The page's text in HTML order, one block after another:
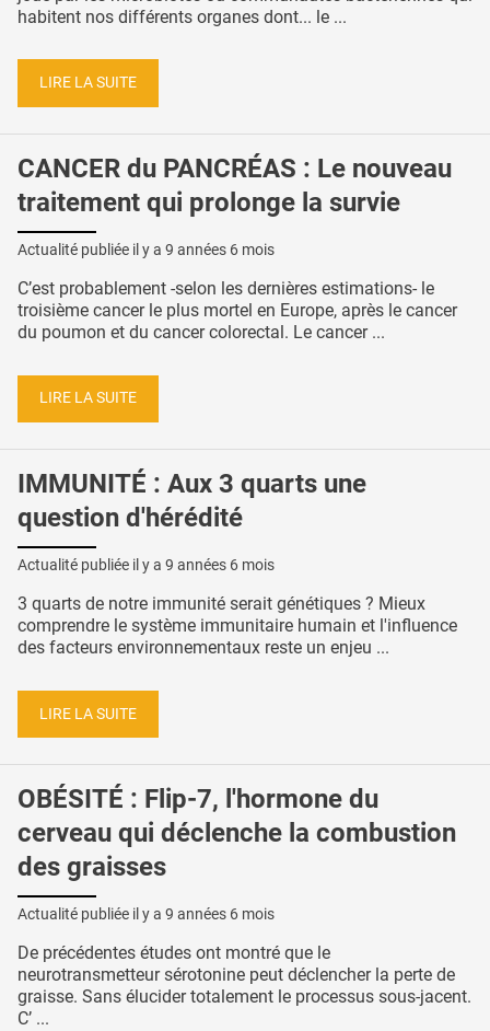
habitent nos différents organes dont... le ...
LIRE LA SUITE
CANCER du PANCRÉAS : Le nouveau
traitement qui prolonge la survie
Actualité publiée il y a 9 années 6 mois
C’est probablement -selon les dernières estimations- le
troisième cancer le plus mortel en Europe, après le cancer
du poumon et du cancer colorectal. Le cancer ...
LIRE LA SUITE
IMMUNITÉ : Aux 3 quarts une
question d'hérédité
Actualité publiée il y a 9 années 6 mois
3 quarts de notre immunité serait génétiques ? Mieux
comprendre le système immunitaire humain et l'influence
des facteurs environnementaux reste un enjeu ...
LIRE LA SUITE
OBÉSITÉ : Flip-7, l'hormone du
cerveau qui déclenche la combustion
des graisses
Actualité publiée il y a 9 années 6 mois
De précédentes études ont montré que le
neurotransmetteur sérotonine peut déclencher la perte de
graisse. Sans élucider totalement le processus sous-jacent.
C’ ...